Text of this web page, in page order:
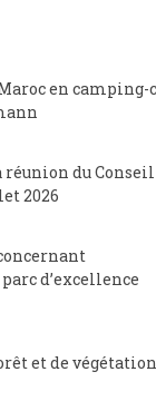
en camping-
réunion du Conseil
2026
d’excellence
et de végétation